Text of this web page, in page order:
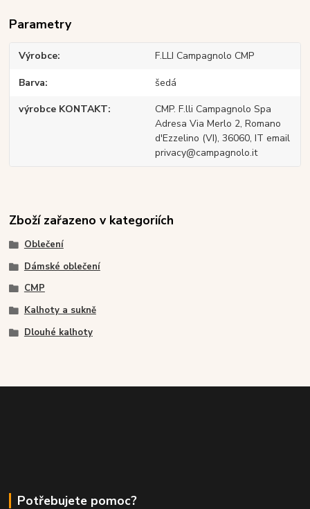
Parametry
Výrobce F.LLI Campagnolo CMP
Barva šedá
výrobce KONTAKT
CMP. F.lli Campagnolo Spa
Adresa Via Merlo 2, Romano
d'Ezzelino (VI), 36060, IT email
privacy@campagnolo.it
Zboží zařazeno v kategoriích
Oblečení
Dámské oblečení
CMP
Kalhoty a sukně
Dlouhé kalhoty
Potřebujete pomoc?